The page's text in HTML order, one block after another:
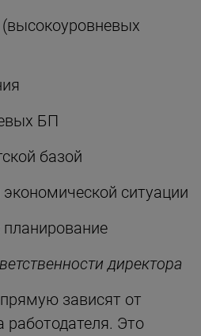
БП
базой
ситуации
планирование
директора
зависят от
Это